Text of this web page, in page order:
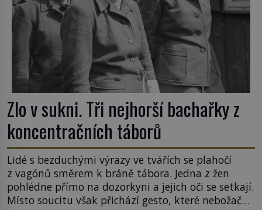
Zlo v sukni. Tři nejhorší bachařky z
koncentračních táborů
Lidé s bezduchými výrazy ve tvářích se plahočí
z vagónů směrem k bráně tábora. Jedna z žen
pohlédne přímo na dozorkyni a jejich oči se setkají.
Místo soucitu však přichází gesto, které nebožačku